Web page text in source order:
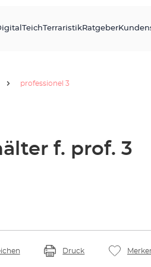
TeichTerraristikRatgeber
professionel 3
f. prof. 3
Druck